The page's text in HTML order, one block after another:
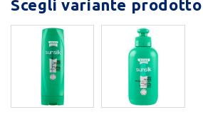
Scegli variante prodotto